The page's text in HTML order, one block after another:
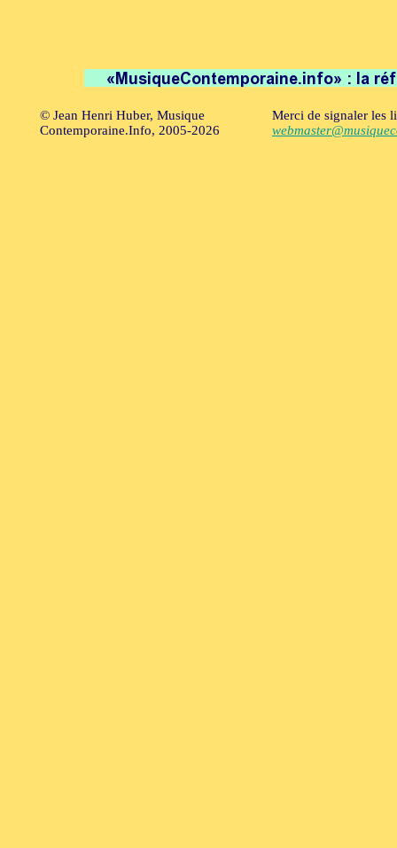
© Jean Henri Huber, Musique
Contemporaine.Info, 2005-2026
Merci de signaler les